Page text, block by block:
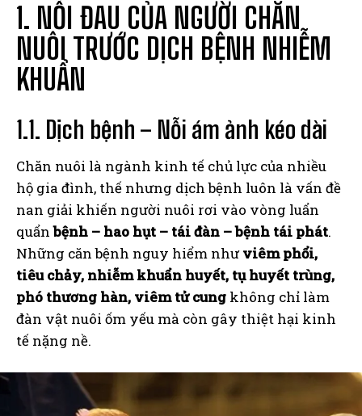
1. NỖI ĐAU CỦA NGƯỜI CHĂN
NUÔI TRƯỚC DỊCH BỆNH NHIỄM
KHUẨN
1.1. Dịch bệnh – Nỗi ám ảnh kéo dài
Chăn nuôi là ngành kinh tế chủ lực của nhiều
hộ gia đình, thế nhưng dịch bệnh luôn là vấn đề
nan giải khiến người nuôi rơi vào vòng luẩn
quẩnbệnh – hao hụt – tái đàn – bệnh tái phát.
Những căn bệnh nguy hiểm nhưviêm phổi,
tiêu chảy, nhiễm khuẩn huyết, tụ huyết trùng,
phó thương hàn, viêm tử cung không chỉ làm
đàn vật nuôi ốm yếu mà còn gây thiệt hại kinh
tế nặng nề.